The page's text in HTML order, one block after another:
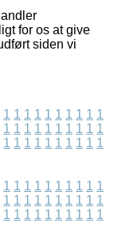
for os at give
siden vi
1 1 1 1 1 1 1 1 1 1
1 1 1 1 1 1 1 1 1 1
1 1 1 1 1 1 1 1 1 1
1 1 1 1 1 1 1 1 1 1
1 1 1 1 1 1 1 1 1 1
1 1 1 1 1 1 1 1 1 1